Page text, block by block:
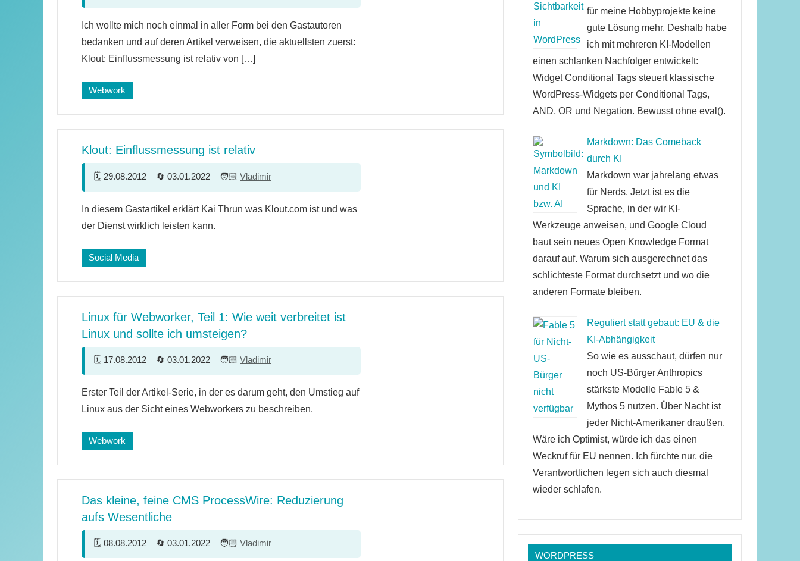
Ich wollte mich noch einmal in aller Form bei den Gastautoren
bedanken und auf deren Artikel verweisen, die aktuellsten zuerst:
Klout: Einflussmessung ist relativ von […]
Webwork
Klout: Einflussmessung ist relativ
29.08.2012 03.01.2022 Vladimir
Kommentare
In diesem Gastartikel erklärt Kai Thrun was Klout.com ist und was
der Dienst wirklich leisten kann.
Social Media
Linux für Webworker, Teil 1: Wie weit verbreitet ist
Linux und sollte ich umsteigen?
17.08.2012 03.01.2022 Vladimir
Kommentare
Erster Teil der Artikel-Serie, in der es darum geht, den Umstieg auf
Linux aus der Sicht eines Webworkers zu beschreiben.
Webwork
Das kleine, feine CMS ProcessWire: Reduzierung
aufs Wesentliche
08.08.2012 03.01.2022 Vladimir
für meine Hobbyprojekte keine
gute Lösung mehr. Deshalb habe
ich mit mehreren KI-Modellen
einen schlanken Nachfolger entwickelt:
Widget Conditional Tags steuert klassische
WordPress-Widgets per Conditional Tags,
AND, OR und Negation. Bewusst ohne eval().
Markdown: Das Comeback
durch KI
Markdown war jahrelang etwas
für Nerds. Jetzt ist es die
Sprache, in der wir KI-
Werkzeuge anweisen, und Google Cloud
baut sein neues Open Knowledge Format
darauf auf. Warum sich ausgerechnet das
schlichteste Format durchsetzt und wo die
anderen Formate bleiben.
Reguliert statt gebaut: EU & die
KI-Abhängigkeit
So wie es ausschaut, dürfen nur
noch US-Bürger Anthropics
stärkste Modelle Fable 5 &
Mythos 5 nutzen. Über Nacht ist
jeder Nicht-Amerikaner draußen.
Wäre ich Optimist, würde ich das einen
Weckruf für EU nennen. Ich fürchte nur, die
Verantwortlichen legen sich auch diesmal
wieder schlafen.
WORDPRESS